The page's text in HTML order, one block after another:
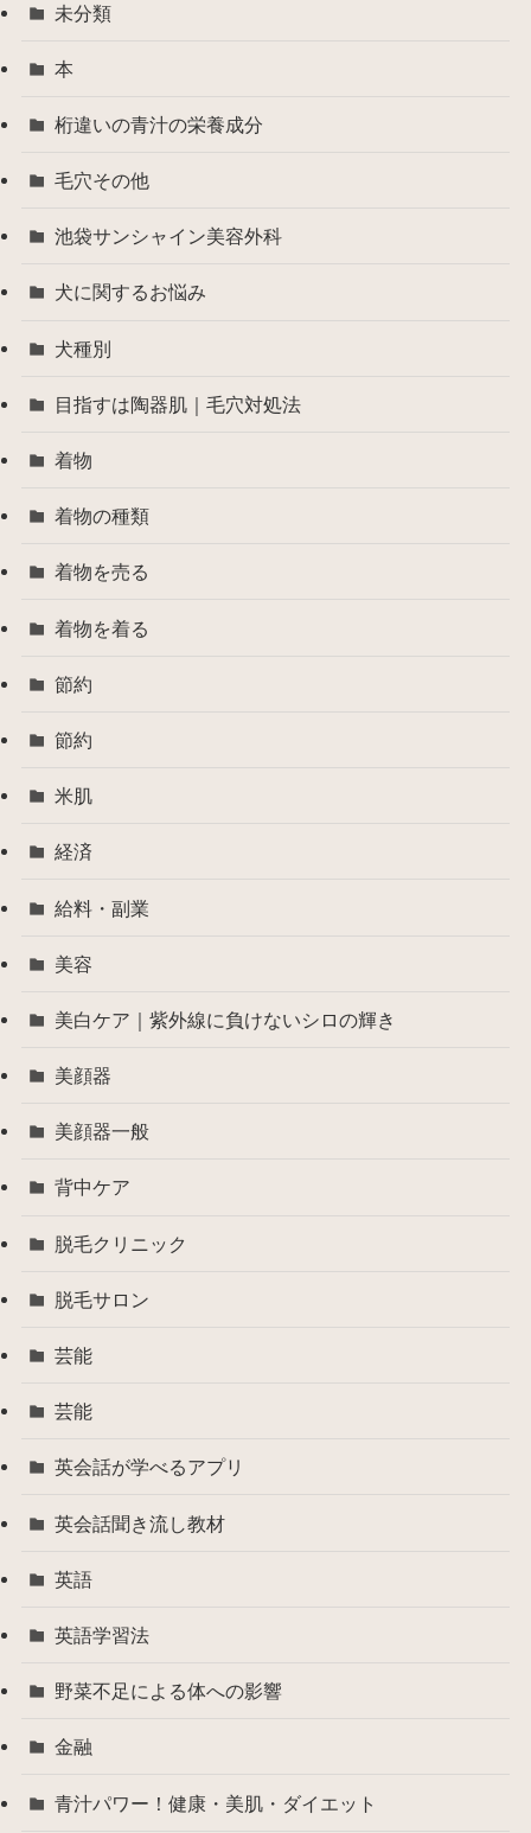
未分類
本
桁違いの青汁の栄養成分
毛穴その他
池袋サンシャイン美容外科
犬に関するお悩み
犬種別
目指すは陶器肌｜毛穴対処法
着物
着物の種類
着物を売る
着物を着る
節約
節約
米肌
経済
給料・副業
美容
美白ケア｜紫外線に負けないシロの輝き
美顔器
美顔器一般
背中ケア
脱毛クリニック
脱毛サロン
芸能
芸能
英会話が学べるアプリ
英会話聞き流し教材
英語
英語学習法
野菜不足による体への影響
金融
青汁パワー！健康・美肌・ダイエット